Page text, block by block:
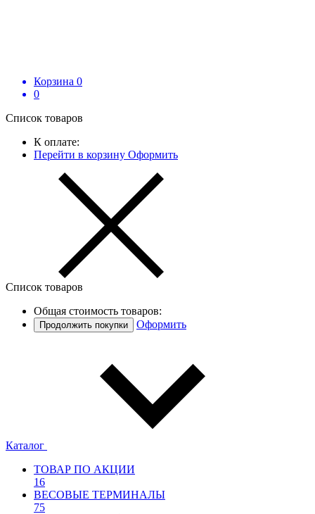
Корзина 0
0
Список товаров
К оплате:
Перейти в корзину Оформить
Список товаров
Общая стоимость товаров:
Продолжить покупки Оформить
Каталог
ТОВАР ПО АКЦИИ
16
ВЕСОВЫЕ ТЕРМИНАЛЫ
75